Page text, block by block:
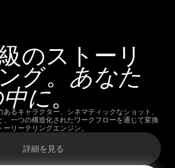
のストーリ
グ。 あなた
に。
るキャラクター、シネマティックなショット、
、一つの構造化されたワークフローを通じて変換
リーテリングエンジン。
詳細を見る